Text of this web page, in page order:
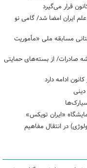
قرار می‌گیرد
ایران امضا شد/ گامی نو
مسابقه ملی «مأموریت
صادرات/ از بسته‌های حمایتی
ادامه دارد
«ایران تویکس»
در انتقال مفاهیم